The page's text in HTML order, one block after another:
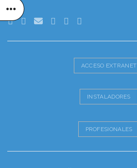
ACCESO EXTRANET
INSTALADORES
PROFESIONALES